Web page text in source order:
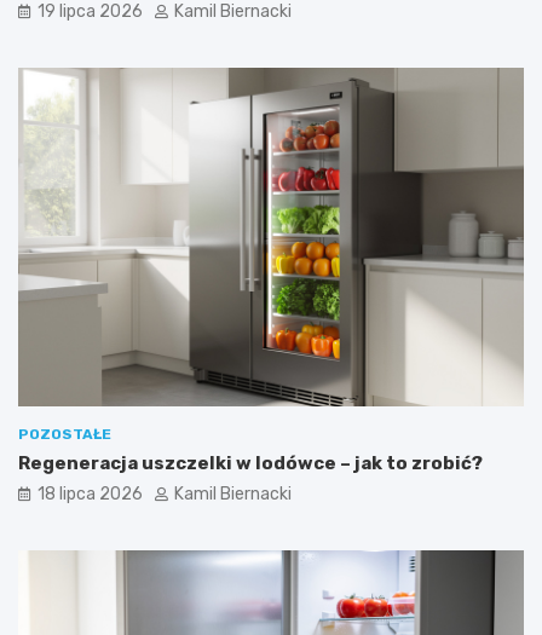
19 lipca 2026 Kamil Biernacki
POZOSTAŁE
Regeneracja uszczelki w lodówce – jak to zrobić?
18 lipca 2026 Kamil Biernacki